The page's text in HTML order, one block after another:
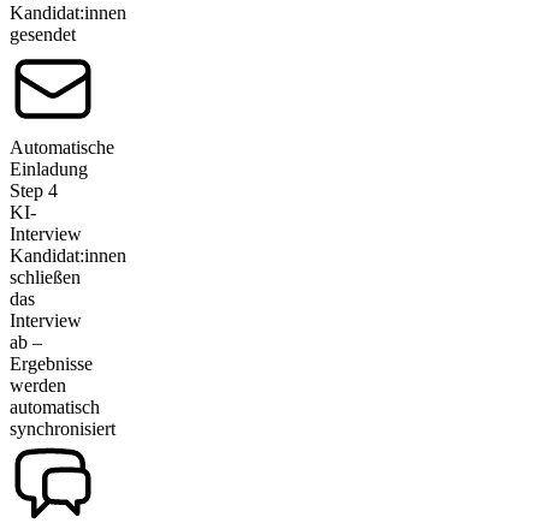
Kandidat:innen
gesendet
Automatische
Einladung
Step 4
KI-
Interview
Kandidat:innen
schließen
das
Interview
ab –
Ergebnisse
werden
automatisch
synchronisiert